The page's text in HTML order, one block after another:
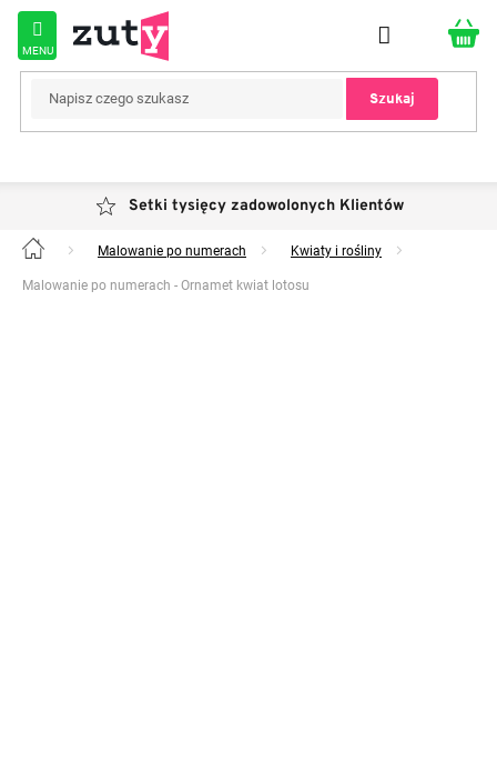
Przejść
treści
Szukaj
Setki tysięcy zadowolonych Klientów
Home Malowanie po numerach Kwiaty i rośliny
Malowanie po numerach - Ornamet kwiat lotosu